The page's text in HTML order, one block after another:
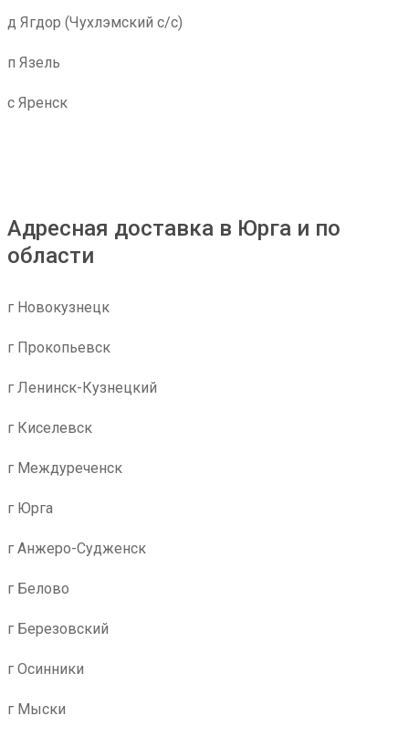
д Ягдор (Чухлэмский с/с)
п Язель
с Яренск
Адресная доставка в Юрга и по
области
г Новокузнецк
г Прокопьевск
г Ленинск-Кузнецкий
г Киселевск
г Междуреченск
г Юрга
г Анжеро-Судженск
г Белово
г Березовский
г Осинники
г Мыски